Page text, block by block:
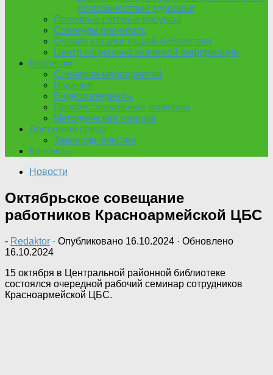
возможностями здоровья
Полезные сетевые ресурсы
Советуем прочитать
Онлайн каталог нашей библиотеки
Центр социально значимой информации
Коллегам
Сценарии мероприятий
Издания
Видеоматериалы
Профессиональные конкурсы
Методическая копилка
Доступная среда
Законодательство
Контакты
Новости
Октябрьское совещание
работников Красноармейской ЦБС
- Redaktor · Опубликовано 16.10.2024 · Обновлено
16.10.2024
15 октября в Центральной районной библиотеке
состоялся очередной рабочий семинар сотрудников
Красноармейской ЦБС.